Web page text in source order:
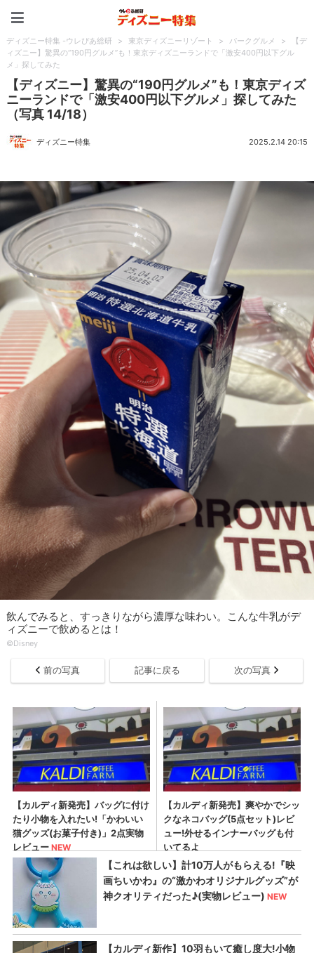
ディズニー特集 -ウレぴあ総研 > 東京ディズニーリゾート > パークグルメ >
【デ
ィズニー】驚異の“190円グルメ”も！東京ディズニーランドで「激安400円以下グル
メ」探してみた
【ディズニー】驚異の“190円グルメ”も！東京ディズ
ニーランドで「激安400円以下グルメ」探してみた
（写真 14/18）
ディズニー特集 2025.2.14 20:15
飲んでみると、すっきりながら濃厚な味わい。こんな牛乳がデ
ィズニーで飲めるとは！
©Disney
前の写真 記事に戻る 次の写真